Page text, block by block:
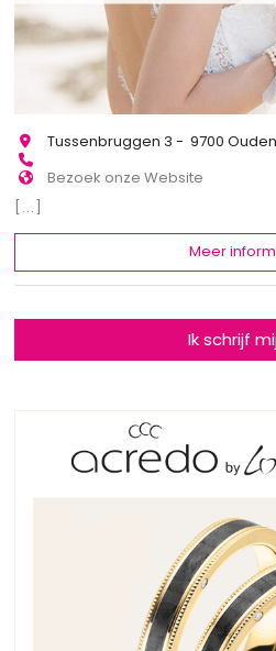
Tussenbruggen 3 - 9700
Bezoek onze Website
[...]
Meer
Ik schrijf